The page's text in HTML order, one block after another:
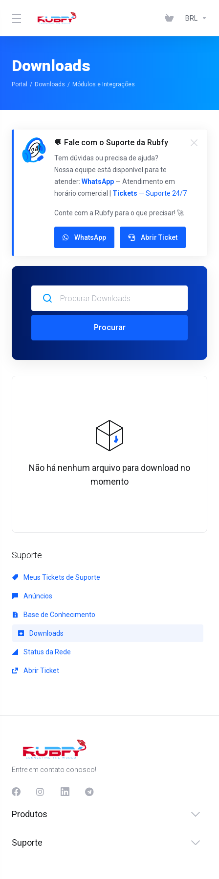
BRL
Downloads
Portal Downloads Módulos e Integrações
💬 Fale com o Suporte da Rubfy
Tem dúvidas ou precisa de ajuda?
Nossa equipe está disponível para te
atender:WhatsApp — Atendimento em
horário comercial | Tickets — Suporte 24/7
Conte com a Rubfy para o que precisar! 🚀
WhatsApp Abrir Ticket
Suporte
Meus Tickets de Suporte
Anúncios
Base de Conhecimento
Downloads
Status da Rede
Abrir Ticket
Procurar
Não há nenhum arquivo para download no
momento
Entre em contato conosco!
Produtos
Suporte